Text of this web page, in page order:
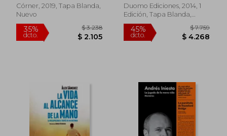
Córner, 2019, Tapa Blanda,
Nuevo
Duomo Ediciones, 2014, 1
Edición, Tapa Blanda,
Usado